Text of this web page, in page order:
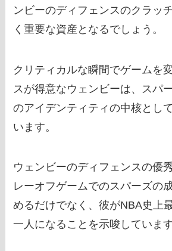
ンビーのディフェンスのクラッ
く重要な資産となるでしょう。
クリティカルな瞬間でゲームを
スが得意なウェンビーは、スパ
のアイデンティティの中核とし
います。
ウェンビーのディフェンスの優
レーオフゲームでのスパーズの
めるだけでなく、彼がNBA史上
一人になることを示唆しています